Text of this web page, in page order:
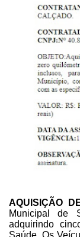
AQUISIÇÃO
Municipal de
adquirindo
Saúde. Os